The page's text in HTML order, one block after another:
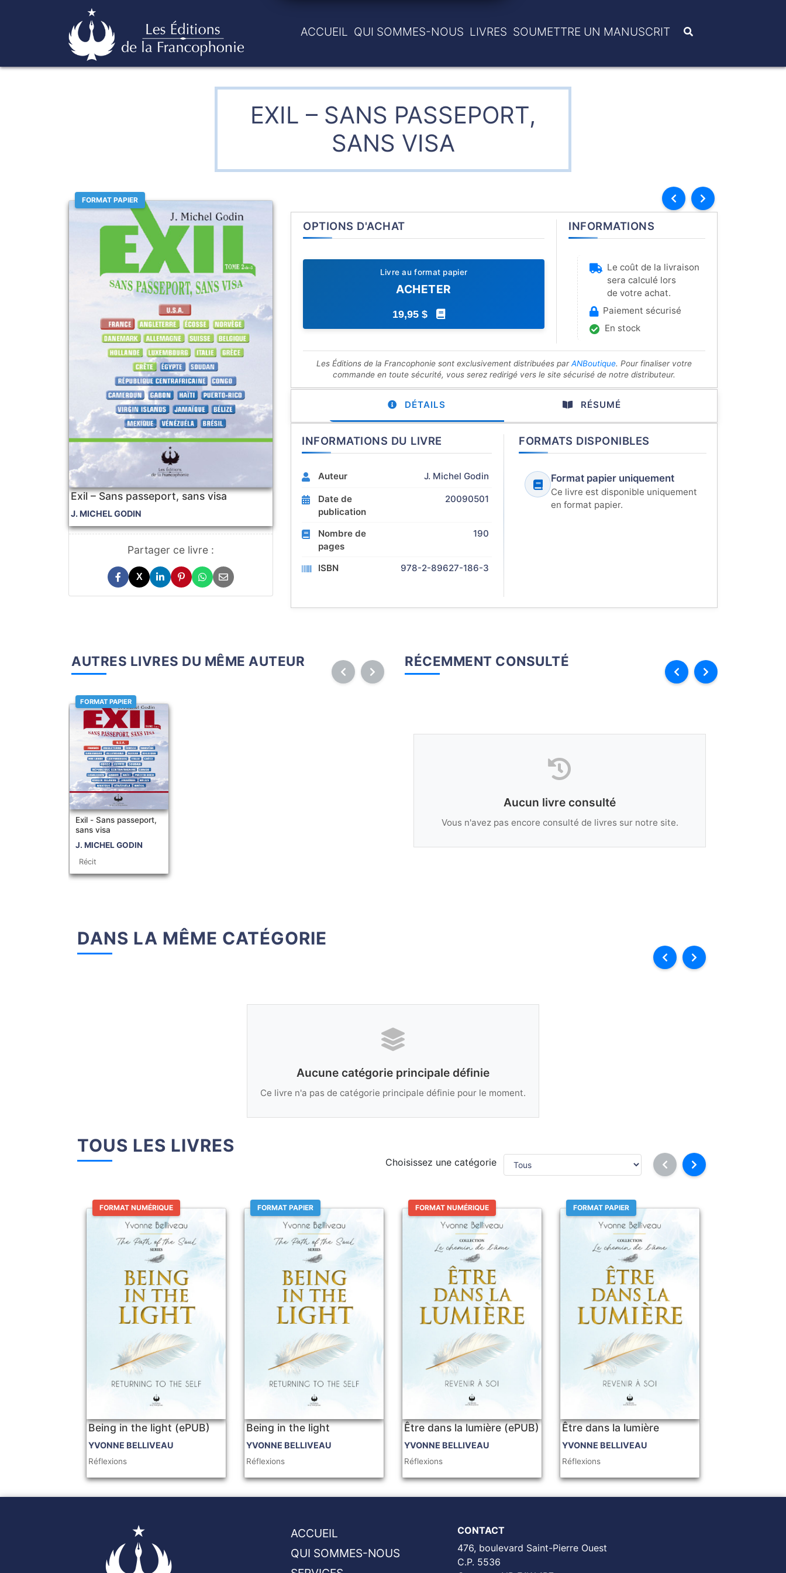
Skip
Éditions de la francophonie
ACCUEIL QUI SOMMES-NOUS LIVRES SOUMETTRE UN MANUSCRIT
EXIL – SANS PASSEPORT,
SANS VISA
FORMAT PAPIER
Exil – Sans passeport, sans visa
J. MICHEL GODIN
Partager ce livre :
X
OPTIONS D'ACHAT
Livre au format papier
ACHETER
19,95 $
INFORMATIONS
Le coût de la livraison
sera calculé lors
de votre achat.
Paiement sécurisé
En stock
Les Éditions de la Francophonie sont exclusivement distribuées parANBoutique. Pour finaliser votre
commande en toute sécurité, vous serez redirigé vers le site sécurisé de notre distributeur.
DÉTAILS RÉSUMÉ
INFORMATIONS DU LIVRE
Auteur J. Michel Godin
Date de
publication
20090501
Nombre de
pages
190
ISBN 978-2-89627-186-3
FORMATS DISPONIBLES
Format papier uniquement
Ce livre est disponible uniquement
en format papier.
AUTRES LIVRES DU MÊME AUTEUR
FORMAT PAPIER
Exil - Sans passeport,
sans visa
J. MICHEL GODIN
Récit
RÉCEMMENT CONSULTÉ
Aucun livre consulté
Vous n'avez pas encore consulté de livres sur notre site.
DANS LA MÊME CATÉGORIE
Aucune catégorie principale définie
Ce livre n'a pas de catégorie principale définie pour le moment.
TOUS LES LIVRES
Choisissez une catégorie
FORMAT NUMÉRIQUE
Being in the light (ePUB)
YVONNE BELLIVEAU
Réflexions
FORMAT PAPIER
Being in the light
YVONNE BELLIVEAU
Réflexions
FORMAT NUMÉRIQUE
Être dans la lumière (ePUB)
YVONNE BELLIVEAU
Réflexions
FORMAT PAPIER
Être dans la lumière
YVONNE BELLIVEAU
Réflexions
ACCUEIL
QUI SOMMES-NOUS
CONTACT
476, boulevard Saint-Pierre Ouest
C.P. 5536